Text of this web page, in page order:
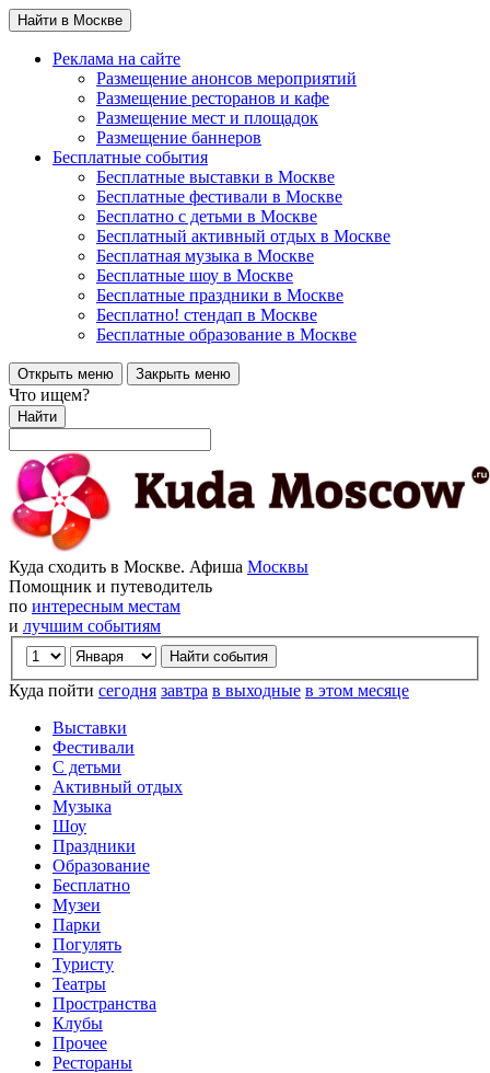
Найти в Москве
Реклама на сайте
Размещение анонсов мероприятий
Размещение ресторанов и кафе
Размещение мест и площадок
Размещение баннеров
Бесплатные события
Бесплатные выставки в Москве
Бесплатные фестивали в Москве
Бесплатно с детьми в Москве
Бесплатный активный отдых в Москве
Бесплатная музыка в Москве
Бесплатные шоу в Москве
Бесплатные праздники в Москве
Бесплатно! стендап в Москве
Бесплатные образование в Москве
Открыть меню Закрыть меню
Что ищем?
Найти
Куда сходить в Москве. Афиша Москвы
Помощник и путеводитель
по интересным местам
и лучшим событиям
Куда пойти сегодня завтра в выходные в этом месяце
Выставки
Фестивали
С детьми
Активный отдых
Музыка
Шоу
Праздники
Образование
Бесплатно
Музеи
Парки
Погулять
Туристу
Театры
Пространства
Клубы
Прочее
Рестораны